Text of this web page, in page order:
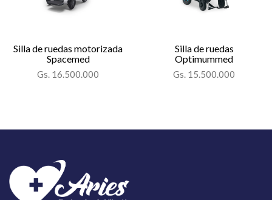
Silla de ruedas motorizada
Spacemed
Gs. 16.500.000
Silla de ruedas
Optimummed
Gs. 15.500.000